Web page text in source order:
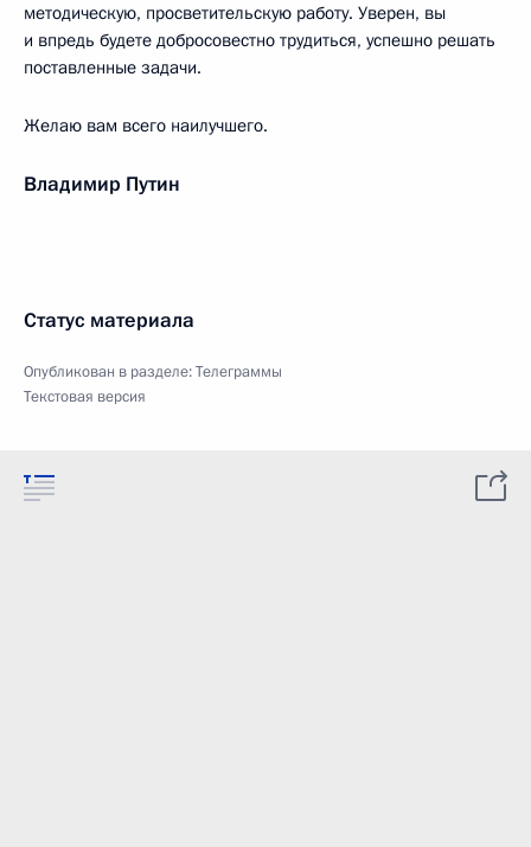
методическую, просветительскую работу. Уверен, вы
и впредь будете добросовестно трудиться, успешно решать
поставленные задачи.
Желаю вам всего наилучшего.
Владимир Путин
Статус материала
Опубликован в разделе:Телеграммы
Текстовая версия